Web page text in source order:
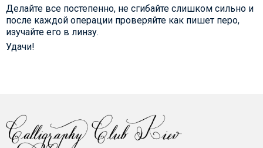
Делайте все постепенно, не сгибайте слишком сильно и
после каждой операции проверяйте как пишет перо,
изучайте его в линзу.
Удачи!